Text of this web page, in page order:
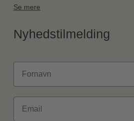
Se mere
Nyhedstilmelding
Fornavn
Email